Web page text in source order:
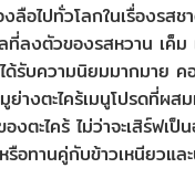
งลือไปทั่วโลกในเรื่องรส
ลงตัวของรสหวาน เค็ม
ด้รับความนิยมมากมาย ค
ย่างตะไคร้เมนูโปรดที่ผส
ตะไคร้ ไม่ว่าจะเสิร์ฟเป็
รือทานคู่กับข้าวเหนียวแล